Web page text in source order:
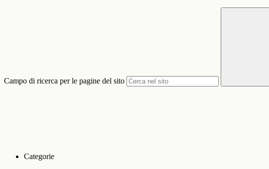
Campo di ricerca per le pagine del sito
Categorie